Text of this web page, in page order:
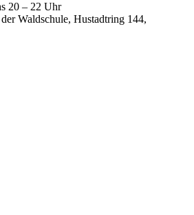
20 – 22 Uhr
Waldschule, Hustadtring 144,